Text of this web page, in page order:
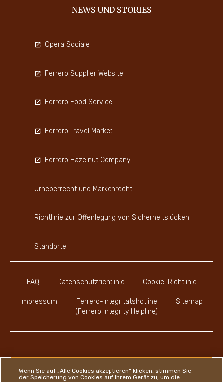
NEWS UND STORIES
FAQ Datenschutzrichtlinie Cookie-Richtlinie
Impressum
Ferrero-Integritätshotline
(Ferrero Integrity Helpline)
Sitemap
Opera Sociale
Ferrero Supplier Website
Ferrero Food Service
Ferrero Travel Market
Ferrero Hazelnut Company
Urheberrecht und Markenrecht
Richtlinie zur Offenlegung von Sicherheitslücken
Standorte
Youtube Channel
Instagram
LinkedIn
Wenn Sie auf „Alle Cookies akzeptieren“ klicken, stimmen Sie
der Speicherung von Cookies auf Ihrem Gerät zu, um die